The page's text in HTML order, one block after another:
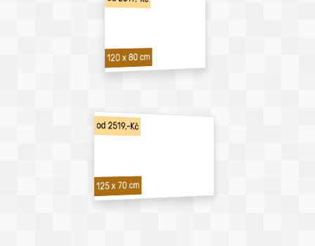
120 x 80 cm
od 2519,-Kč
125 x 70 cm